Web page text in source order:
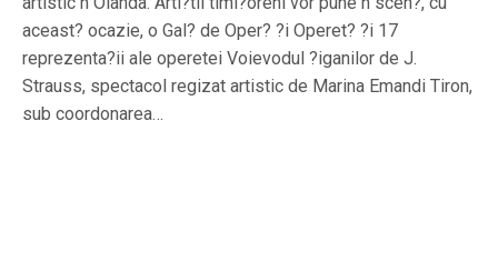
aceast? ocazie, o Gal? de Oper? ?i Operet? ?i 17
reprezenta?ii ale operetei Voievodul ?iganilor de J.
Strauss, spectacol regizat artistic de Marina Emandi Tiron,
sub coordonarea…